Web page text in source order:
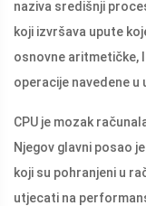
naziva središnji
koji izvršava upute
osnovne aritmetičke,
operacije navedene u
CPU je mozak
Njegov glavni posao
koji su pohranjeni u
utjecati na